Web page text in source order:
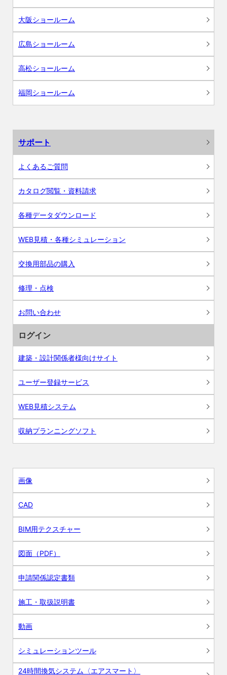
大阪ショールーム
広島ショールーム
高松ショールーム
福岡ショールーム
サポート
よくあるご質問
カタログ閲覧・資料請求
各種データダウンロード
WEB見積・各種シミュレーション
交換用部品の購入
修理・点検
お問い合わせ
ログイン
建築・設計関係者様向けサイト
ユーザー登録サービス
WEB見積システム
収納プランニングソフト
画像
CAD
BIM用テクスチャー
図面（PDF）
申請関係認定書類
施工・取扱説明書
動画
シミュレーションツール
24時間換気システム〈エアスマート〉